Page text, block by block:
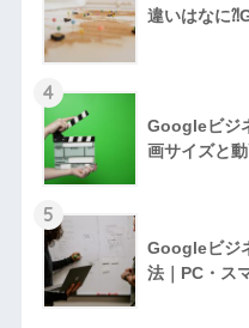
違いはなに
4
Googleビジ
画サイズと
5
Googleビジ
法｜PC・ス